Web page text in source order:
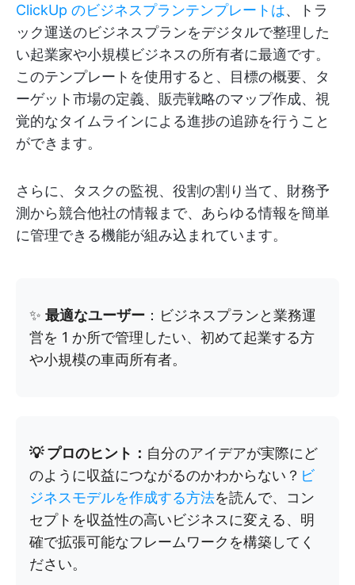
ClickUp のビジネスプランテンプレートは、トラ
ック運送のビジネスプランをデジタルで整理した
い起業家や小規模ビジネスの所有者に最適です。
このテンプレートを使用すると、目標の概要、タ
ーゲット市場の定義、販売戦略のマップ作成、視
覚的なタイムラインによる進捗の追跡を行うこと
ができます。
さらに、タスクの監視、役割の割り当て、財務予
測から競合他社の情報まで、あらゆる情報を簡単
に管理できる機能が組み込まれています。
✨ 最適なユーザー ：ビジネスプランと業務運
営を 1 か所で管理したい、初めて起業する方
や小規模の車両所有者。
💡 プロのヒント： 自分のアイデアが実際にど
のように収益につながるのかわからない？ ビ
ジネスモデルを作成する方法を読んで、コン
セプトを収益性の高いビジネスに変える、明
確で拡張可能なフレームワークを構築してく
ださい。